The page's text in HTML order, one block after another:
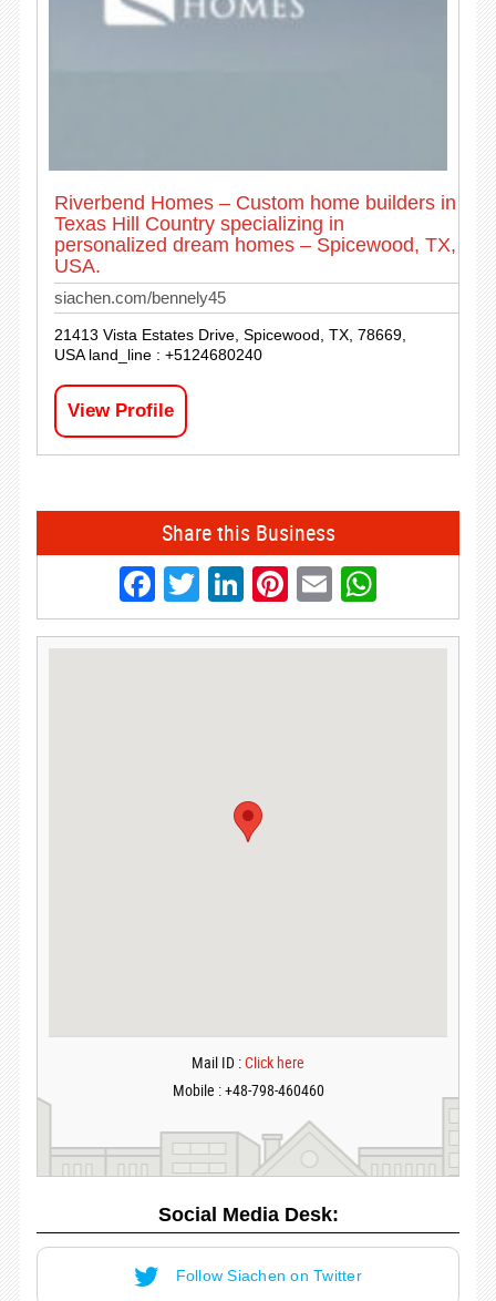
Riverbend Homes – Custom home builders in
Texas Hill Country specializing in
personalized dream homes – Spicewood, TX,
USA.
siachen.com/bennely45
21413 Vista Estates Drive, Spicewood, TX, 78669,
USA land_line : +5124680240
View Profile
Share this Business
Facebook
Twitter
LinkedIn
Pinterest
Email
Mail ID :Click here
Mobile : +48-798-460460
Social Media Desk:
Follow Siachen on Twitter